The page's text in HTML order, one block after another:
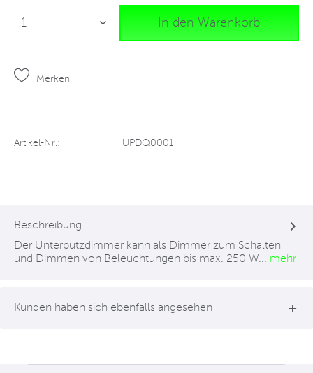
In den Warenkorb
Merken
Artikel-Nr.: UPDQ0001
Beschreibung
Der Unterputzdimmer kann als Dimmer zum Schalten
und Dimmen von Beleuchtungen bis max. 250 W... mehr
Kunden haben sich ebenfalls angesehen